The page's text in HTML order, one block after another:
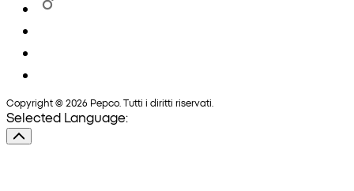
Copyright © 2026 Pepco. Tutti i diritti riservati.
Selected Language: